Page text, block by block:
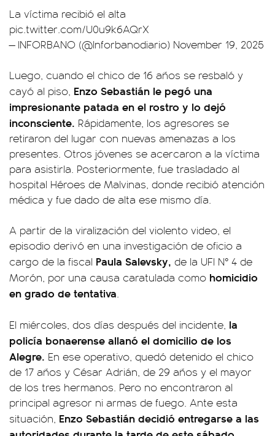
La víctima recibió el alta
pic.twitter.com/U0u9k6AQrX
— INFORBANO (@Inforbanodiario) November 19, 2025
Luego, cuando el chico de 16 años se resbaló y
cayó al piso, Enzo Sebastián le pegó una
impresionante patada en el rostro y lo dejó
inconsciente. Rápidamente, los agresores se
retiraron del lugar con nuevas amenazas a los
presentes. Otros jóvenes se acercaron a la víctima
para asistirla. Posteriormente, fue trasladado al
hospital Héroes de Malvinas, donde recibió atención
médica y fue dado de alta ese mismo día.
A partir de la viralización del violento video, el
episodio derivó en una investigación de oficio a
cargo de la fiscal Paula Salevsky, de la UFI N° 4 de
Morón, por una causa caratulada como homicidio
en grado de tentativa.
El miércoles, dos días después del incidente, la
policía bonaerense allanó el domicilio de los
Alegre. En ese operativo, quedó detenido el chico
de 17 años y César Adrián, de 29 años y el mayor
de los tres hermanos. Pero no encontraron al
principal agresor ni armas de fuego. Ante esta
situación, Enzo Sebastián decidió entregarse a las